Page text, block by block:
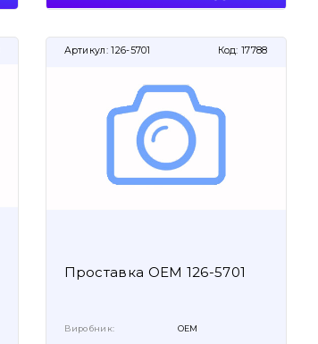
Артикул: 126-5701 Код: 17788
Проставка OEM 126-5701
Виробник: OEM